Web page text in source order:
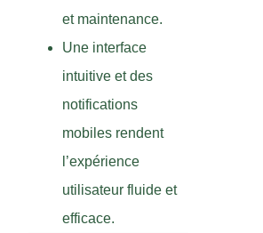
et maintenance.
Une interface
intuitive et des
notifications
mobiles rendent
l’expérience
utilisateur fluide et
efficace.